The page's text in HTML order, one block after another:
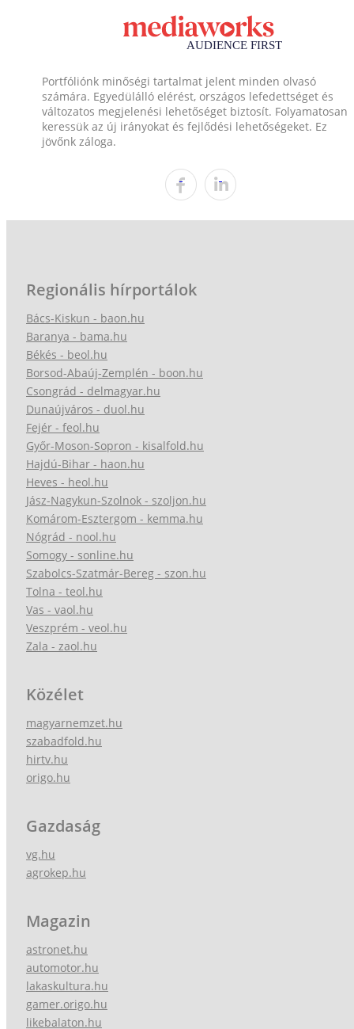
Portfóliónk minőségi tartalmat jelent minden olvasó
számára. Egyedülálló elérést, országos lefedettséget és
változatos megjelenési lehetőséget biztosít. Folyamatosan
keressük az új irányokat és fejlődési lehetőségeket. Ez
jövőnk záloga.
Regionális hírportálok
Bács-Kiskun - baon.hu
Baranya - bama.hu
Békés - beol.hu
Borsod-Abaúj-Zemplén - boon.hu
Csongrád - delmagyar.hu
Dunaújváros - duol.hu
Fejér - feol.hu
Győr-Moson-Sopron - kisalfold.hu
Hajdú-Bihar - haon.hu
Heves - heol.hu
Jász-Nagykun-Szolnok - szoljon.hu
Komárom-Esztergom - kemma.hu
Nógrád - nool.hu
Somogy - sonline.hu
Szabolcs-Szatmár-Bereg - szon.hu
Tolna - teol.hu
Vas - vaol.hu
Veszprém - veol.hu
Zala - zaol.hu
Közélet
magyarnemzet.hu
szabadfold.hu
hirtv.hu
origo.hu
Gazdaság
vg.hu
agrokep.hu
Magazin
astronet.hu
automotor.hu
lakaskultura.hu
gamer.origo.hu
likebalaton.hu